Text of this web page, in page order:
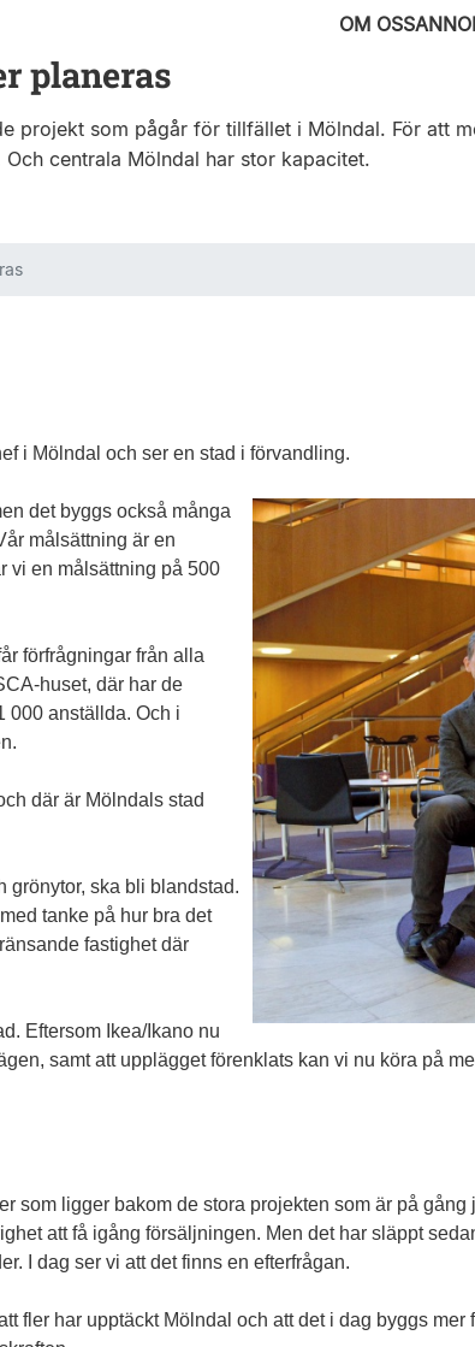
OM OSS
planeras
projekt som pågår för tillfället i Mölndal. För att
centrala Mölndal har stor kapacitet.
i Mölndal och ser en stad i förvandling.
det byggs också många
målsättning är en
vi en målsättning på 500
förfrågningar från alla
huset, där har de
000 anställda. Och i
där är Mölndals stad
grönytor, ska bli blandstad.
tanke på hur bra det
fastighet där
Eftersom Ikea/Ikano nu
samt att upplägget förenklats kan vi nu köra på
som ligger bakom de stora projekten som är på gång
att få igång försäljningen. Men det har släppt
I dag ser vi att det finns en efterfrågan.
fler har upptäckt Mölndal och att det i dag byggs mer